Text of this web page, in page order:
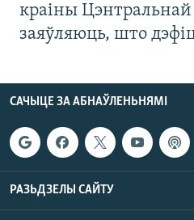
краіны Цэнтральнай
заяўляюць, што
САЧЫЦЕ ЗА АБНАЎЛЕНЬНЯМІ
РАЗЬДЗЕЛЫ САЙТУ